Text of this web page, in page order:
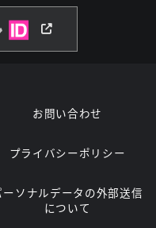
お問い合わせ
プライバシーポリシー
ーソナルデータの外部送信
について